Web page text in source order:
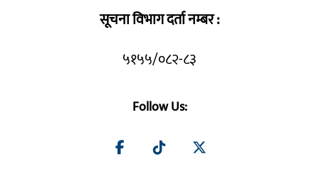
सूचना विभाग दर्ता नम्बर :
५१५५/०८२-८३
Follow Us: